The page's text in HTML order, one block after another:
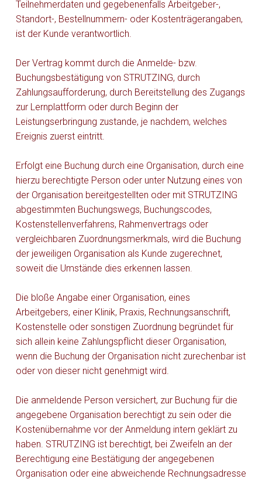
Teilnehmerdaten und gegebenenfalls Arbeitgeber-,
Standort-, Bestellnummern- oder Kostenträgerangaben,
ist der Kunde verantwortlich.
Der Vertrag kommt durch die Anmelde- bzw.
Buchungsbestätigung von STRUTZING, durch
Zahlungsaufforderung, durch Bereitstellung des Zugangs
zur Lernplattform oder durch Beginn der
Leistungserbringung zustande, je nachdem, welches
Ereignis zuerst eintritt.
Erfolgt eine Buchung durch eine Organisation, durch eine
hierzu berechtigte Person oder unter Nutzung eines von
der Organisation bereitgestellten oder mit STRUTZING
abgestimmten Buchungswegs, Buchungscodes,
Kostenstellenverfahrens, Rahmenvertrags oder
vergleichbaren Zuordnungsmerkmals, wird die Buchung
der jeweiligen Organisation als Kunde zugerechnet,
soweit die Umstände dies erkennen lassen.
Die bloße Angabe einer Organisation, eines
Arbeitgebers, einer Klinik, Praxis, Rechnungsanschrift,
Kostenstelle oder sonstigen Zuordnung begründet für
sich allein keine Zahlungspflicht dieser Organisation,
wenn die Buchung der Organisation nicht zurechenbar ist
oder von dieser nicht genehmigt wird.
Die anmeldende Person versichert, zur Buchung für die
angegebene Organisation berechtigt zu sein oder die
Kostenübernahme vor der Anmeldung intern geklärt zu
haben. STRUTZING ist berechtigt, bei Zweifeln an der
Berechtigung eine Bestätigung der angegebenen
Organisation oder eine abweichende Rechnungsadresse